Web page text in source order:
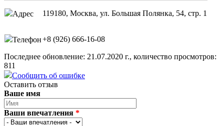
Адрес 119180, Москва, ул. Большая Полянка, 54, стр. 1
Телефон+8 (926) 666-16-08
Последнее обновление: 21.07.2020 г., количество просмотров:
811
Сообщить об ошибке
Оставить отзыв
Ваше имя
Ваши впечатления *